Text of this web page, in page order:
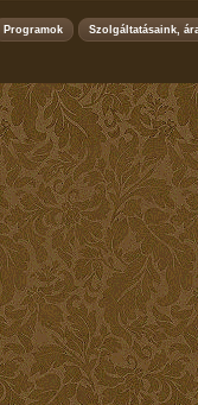
Programok
Szolgáltatásaink,